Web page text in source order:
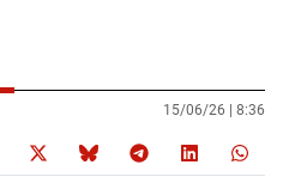
15/06/26 | 8:36